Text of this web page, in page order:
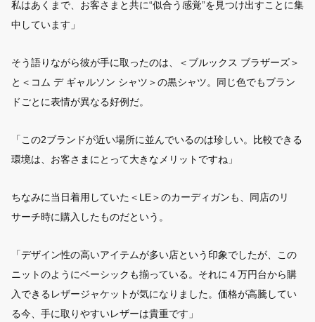
私はあくまで、お客さまと共に“似合う感覚”を見つけ出すことに集
中しています」
そう語りながら彼が手に取ったのは、＜ブルックス ブラザーズ＞
と＜コム デ ギャルソン シャツ＞の黒シャツ。同じ色でもブラン
ドごとに表情が異なる好例だ。
「この2ブランドが近い場所に並んでいるのは珍しい。比較できる
環境は、お客さまにとって大きなメリットですね」
ちなみに当日着用していた＜LE＞のカーディガンも、同店のリ
サーチ時に購入したものだという。
「デザイン性の高いアイテムが多い店という印象でしたが、この
ニットのようにベーシックも揃っている。それに４万円台から購
入できるレザージャケットが気になりました。価格が高騰してい
る今、手に取りやすいレザーは貴重です」